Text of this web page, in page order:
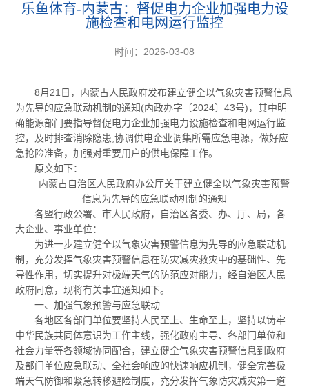
乐鱼体育-内蒙古：督促电力企业加强电力设
施检查和电网运行监控
时间：2026-03-08
8月21日，内蒙古人民政府发布建立健全以气象灾害预警信息
为先导的应急联动机制的通知(内政办字〔2024〕43号)，其中明
确能源部门要指导督促电力企业加强电力设施检查和电网运行监
控，及时排查消除隐患;协调供电企业调集所需应急电源，做好应
急抢险准备，加强对重要用户的供电保障工作。
原文如下：
内蒙古自治区人民政府办公厅关于建立健全以气象灾害预警
信息为先导的应急联动机制的通知
各盟行政公署、市人民政府，自治区各委、办、厅、局，各
大企业、事业单位：
为进一步建立健全以气象灾害预警信息为先导的应急联动机
制，充分发挥气象灾害预警信息在防灾减灾救灾中的基础性、先
导性作用，切实提升对极端天气的防范应对能力，经自治区人民
政府同意，现将有关事宜通知如下。
一、加强气象预警与应急联动
各地区各部门单位要坚持人民至上、生命至上，坚持以铸牢
中华民族共同体意识为工作主线，强化政府主导、各部门单位和
社会力量等各领域协同配合，建立健全气象灾害预警信息到政府
及部门单位应急联动、全社会响应的快速响应机制，健全完善极
端天气防御和紧急转移避险制度，充分发挥气象防灾减灾第一道